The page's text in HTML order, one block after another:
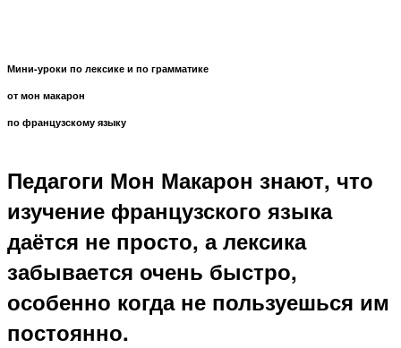
Мини-уроки по лексике и по грамматике
от мон макарон
по французскому языку
Педагоги Мон Макарон знают, что
изучение французского языка
даётся не просто, а лексика
забывается очень быстро,
особенно когда не пользуешься им
постоянно.